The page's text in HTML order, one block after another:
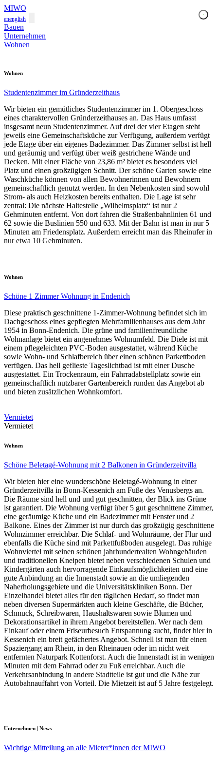
MIWO
enenglish
Bauen
Unternehmen
Wohnen
Wohnen
Studentenzimmer im Gründerzeithaus
Wir bieten ein gemütliches Studentenzimmer im 1. Obergeschoss
eines charaktervollen Gründerzeithauses an. Das Haus umfasst
insgesamt neun Studentenzimmer. Auf drei der vier Etagen steht
jeweils eine Gemeinschaftsküche zur Verfügung, außerdem verfügt
jede Etage über ein eigenes Badezimmer. Das Zimmer selbst ist hell
und geräumig und verfügt über weiß gestrichene Wände und
Decken. Mit einer Fläche von 23,86 m² bietet es besonders viel
Platz und einen großzügigen Schnitt. Der schöne Garten sowie eine
Waschküche können von allen Bewohnerinnen und Bewohnern
gemeinschaftlich genutzt werden. In den Nebenkosten sind sowohl
Strom- als auch Heizkosten bereits enthalten. Die Lage ist sehr
zentral: Die nächste Haltestelle „Wilhelmsplatz“ ist nur 2
Gehminuten entfernt. Von dort fahren die Straßenbahnlinien 61 und
62 sowie die Buslinien 550 und 633. Mit der Bahn ist man in nur 5
Minuten am Friedensplatz. Außerdem erreicht man das Rheinufer in
nur etwa 10 Gehminuten.
Wohnen
Schöne 1 Zimmer Wohnung in Endenich
Diese praktisch geschnittene 1-Zimmer-Wohnung befindet sich im
Dachgeschoss eines gepflegten Mehrfamilienhauses aus dem Jahr
1954 in Bonn-Endenich. Die grüne und familienfreundliche
Wohnanlage bietet ein angenehmes Wohnumfeld. Die Diele ist mit
einem pflegeleichten PVC-Boden ausgestattet, während Küche
sowie Wohn- und Schlafbereich über einen schönen Parkettboden
verfügen. Das hell geflieste Tageslichtbad ist mit einer Dusche
ausgestattet. Ein Trockenraum, ein Fahrradabstellplatz sowie ein
gemeinschaftlich nutzbarer Gartenbereich runden das Angebot ab
und bieten zusätzlichen Wohnkomfort.
Vermietet
Vermietet
Wohnen
Schöne Beletagé-Wohnung mit 2 Balkonen in Gründerzeitvilla
Wir bieten hier eine wunderschöne Beletagé-Wohnung in einer
Gründerzeitvilla in Bonn-Kessenich am Fuße des Venusbergs an.
Die Räume sind hell und und gut geschnitten, der Blick ins Grüne
ist garantiert. Die Wohnung verfügt über 5 gut geschnittene Zimmer,
eine geräumige Küche und ein Badezimmer mit Fenster und 2
Balkone. Eines der Zimmer ist nur durch das großzügig geschnittene
Wohnzimmer erreichbar. Die Schlaf- und Wohnräume, der Flur und
ebenfalls die Küche sind mit Parkettfußboden ausgelegt. Das ruhige
Wohnviertel mit seinen schönen jahrhundertealten Wohngebäuden
und traditionellen Kneipen bietet neben verschiedenen Schulen und
Kindergärten auch hervorragende Einkaufsmöglichkeiten und eine
gute Anbindung an die Innenstadt sowie an die umliegenden
Naherholungsgebiete und die Universitätskliniken Bonn. Der
Einzelhandel bietet alles für den täglichen Bedarf, so findet man
neben diversen Supermärkten auch kleine Geschäfte, die Bücher,
Schmuck, Schreibwaren, Haushaltswaren sowie Blumen und
Dekorationsartikel in ihrem Angebot bereitstellen. Wer nach dem
Einkauf oder einem Friseurbesuch Entspannung sucht, findet hier in
Kessenich ein breit gefächertes Angebot. Schnell ist man für einen
Spaziergang am Rhein, in den Rheinauen oder im nicht weit
entfernten Naturpark Kottenforst. Auch die Innenstadt ist in wenigen
Minuten mit dem Fahrrad oder zu Fuß erreichbar. Auch die
Verkehrsanbindung in andere Stadtteile ist gut und die Nähe zur
Autobahnauffahrt von Vorteil. Die Mietzeit ist auf 5 Jahre festgelegt.
Unternehmen | News
Wichtige Mitteilung an alle Mieter*innen der MIWO